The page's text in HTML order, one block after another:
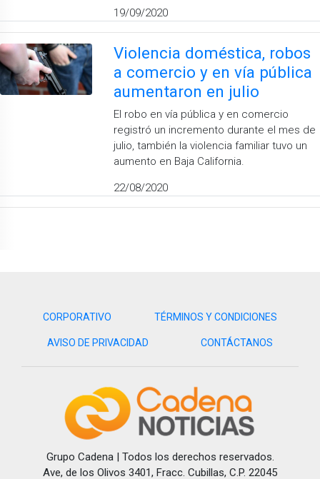
19/09/2020
Violencia doméstica, robos
a comercio y en vía pública
aumentaron en julio
El robo en vía pública y en comercio
registró un incremento durante el mes de
julio, también la violencia familiar tuvo un
aumento en Baja California.
22/08/2020
CORPORATIVO TÉRMINOS Y CONDICIONES
AVISO DE PRIVACIDAD CONTÁCTANOS
Grupo Cadena | Todos los derechos reservados.
Ave, de los Olivos 3401, Fracc. Cubillas, C.P. 22045